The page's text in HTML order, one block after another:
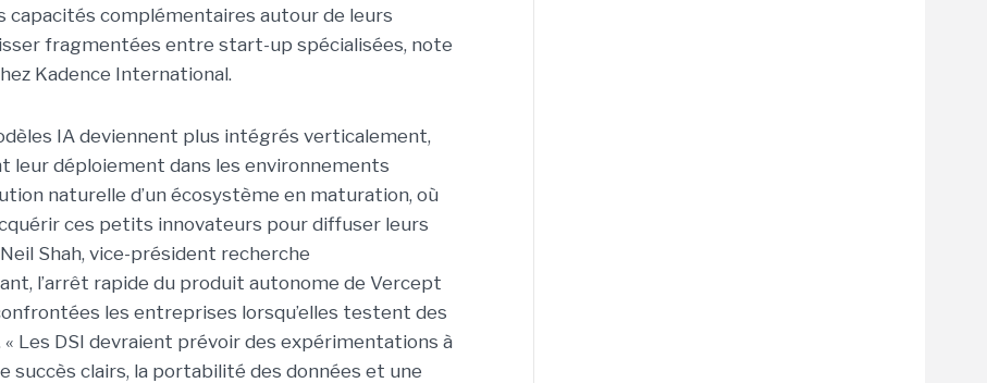
complémentaires autour de leurs
fragmentées entre start-up spécialisées, note
Kadence International.
IA deviennent plus intégrés verticalement,
leur déploiement dans les environnements
naturelle d’un écosystème en maturation, où
ces petits innovateurs pour diffuser leurs
Shah, vice-président recherche
l’arrêt rapide du produit autonome de Vercept
les entreprises lorsqu’elles testent des
Les DSI devraient prévoir des expérimentations à
succès clairs, la portabilité des données et une